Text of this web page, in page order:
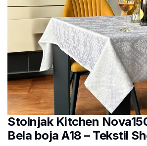
Stolnjak Kitchen
Bela boja A18 – Tekstil